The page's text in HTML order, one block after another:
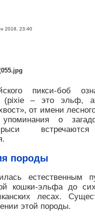
2018, 23:40
пикси-боб
(pixie – это эльф,
от имени
о
рыси
породы
естественным
кошки-эльфа до
лесах.
этой породы.